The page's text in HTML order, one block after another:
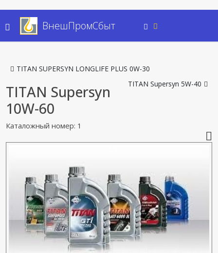
ВнешПромСбыт
TITAN SUPERSYN LONGLIFE PLUS 0W-30
TITAN Supersyn 5W-40
TITAN Supersyn
10W-60
Каталожный номер: 1